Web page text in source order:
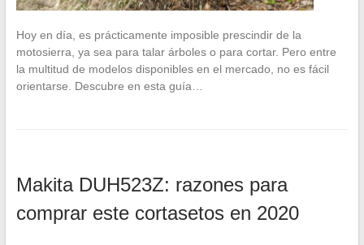
Hoy en día, es prácticamente imposible prescindir de la
motosierra, ya sea para talar árboles o para cortar. Pero entre
la multitud de modelos disponibles en el mercado, no es fácil
orientarse. Descubre en esta guía…
Makita DUH523Z: razones para
comprar este cortasetos en 2020